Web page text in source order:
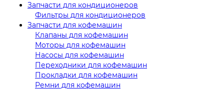
Запчасти для кондиционеров
Фильтры для кондиционеров
Запчасти для кофемашин
Клапаны для кофемашин
Моторы для кофемашин
Насосы для кофемашин
Переходники для кофемашин
Прокладки для кофемашин
Ремни для кофемашин